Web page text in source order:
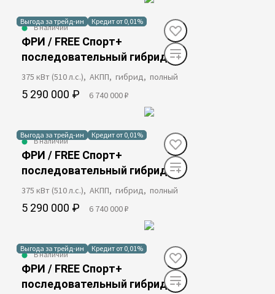
Выгода за трейд-ин Кредит от 0,01%
В наличии
ФРИ / FREE Спорт+
последовательный гибрид
375 кВт (510 л.с.), АКПП, гибрид, полный
5 290 000 ₽ 6 740 000 ₽
Выгода за трейд-ин Кредит от 0,01%
В наличии
ФРИ / FREE Спорт+
последовательный гибрид
375 кВт (510 л.с.), АКПП, гибрид, полный
5 290 000 ₽ 6 740 000 ₽
Выгода за трейд-ин Кредит от 0,01%
В наличии
ФРИ / FREE Спорт+
последовательный гибрид